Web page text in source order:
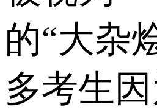
的“大杂
多考生